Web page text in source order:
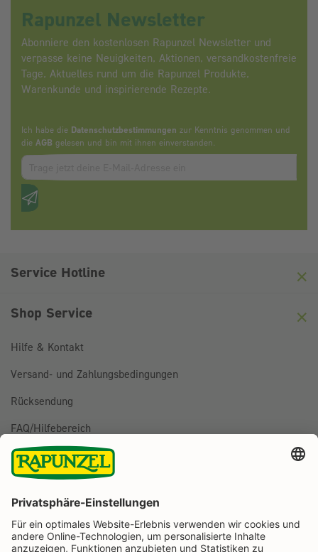
Rapunzel Newsletter
Abonniere den kostenlosen Rapunzel Newsletter und
verpasse keine Neuigkeiten, Aktionen, versandkostenfreie
Tage, Aktuelles rund um die Rapunzel Produkte,
Warenkunde und inspirierende Rezepte.
Ich habe die Datenschutzbestimmungen zur Kenntnis genommen und
die AGB gelesen und bin mit ihnen einverstanden.
Zum abbonieren des Newsletters, bitte E-Mail Adresse
Anti-Roboter-Verifizierung
Service Hotline
Shop Service
Hilfe & Kontakt
Versand- und Zahlungsbedingungen
Rücksendung
FAQ/Hilfebereich
BESTELLUNG WIDERRUFEN
Rapunzel Naturkost auf Facebook
Rapunzel Naturkost auf Instagram
Rapunzel Naturkost auf YouTube
Rapunzel Naturkost auf Pinterest
Rapunzel Naturkost auf LinkedIn